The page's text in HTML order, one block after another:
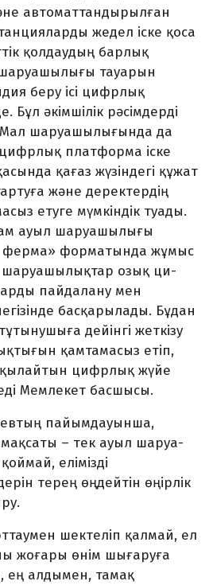
автоматтан­дырылған
жедел іске қоса
қолдаудың барлық
тауарын
беру ісі цифрлық
Бұл әкімшілік рәсімдерді
Мал шаруа­шылығында да
плат­форма іске
қағаз жүзіндегі құжат
және де­­рек­­тердің
етуге мүмкіндік туады.
ауыл шаруашылығы
ферма» фор­матында жұмыс
шаруашылықтар озық ци­
пайдалану мен
бас­қары­лады. Бұдан
дейінгі жеткізу
қамтамасыз етіп,
цифрлық жүйе
Мемлекет бас­шысы.
пайым­дауынша,
мақсаты – тек ауыл шаруа­
еліміз­ді
терең өңдейтін өңірлік
шектеліп қалмай, ел
жоғары өнім шығаруға
ең алдымен, тамақ